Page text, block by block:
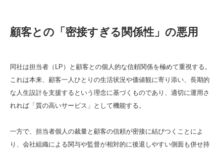
顧客との「密接すぎる関係性」の悪用
同社は担当者（LP）と顧客との個人的な信頼関係を極めて重視する。
これは本来、顧客一人ひとりの生活状況や価値観に寄り添い、長期的
な人生設計を支援するという理念に基づくものであり、適切に運用さ
れれば「質の高いサービス」として機能する。
一方で、担当者個人の裁量と顧客の信頼が密接に結びつくことによ
り、会社組織による関与や監督が相対的に後退しやすい側面も併せ持